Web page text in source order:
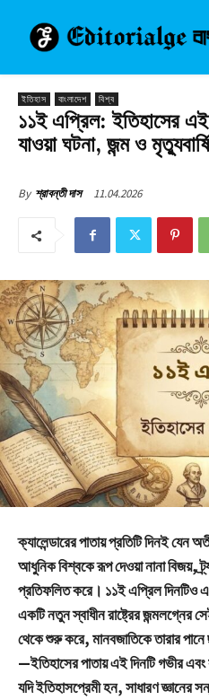
ইতিহাস বাংলাদেশ বিশ্ব
১১ই এপ্রিল: ইতিহাসের
যাওয়া ঘটনা, জন্ম ও
By শ্রাবন্তী দাস 11.04.2026
ক্যালেন্ডারের পাতায় প্রতিটি দিনই
আধুনিক বিশ্বকে রূপ দেওয়া নানা বিজয়,
প্রতিফলিত করে। ১১ই এপ্রিল দিনটিও
একটি নতুন স্বাধীন রাষ্ট্রের জন্মলগ্নের
থেকে শুরু করে, মানবজাতিকে তারার পানে
—ইতিহাসের পাতায় এই দিনটি গভীর
যদি ইতিহাসপ্রেমী হন, সাধারণ